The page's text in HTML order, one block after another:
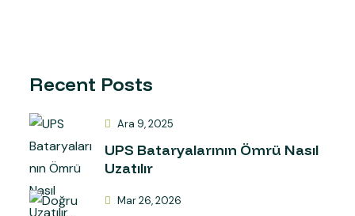
Recent Posts
Ara 9, 2025
UPS Bataryalarının Ömrü Nasıl
Uzatılır
Mar 26, 2026